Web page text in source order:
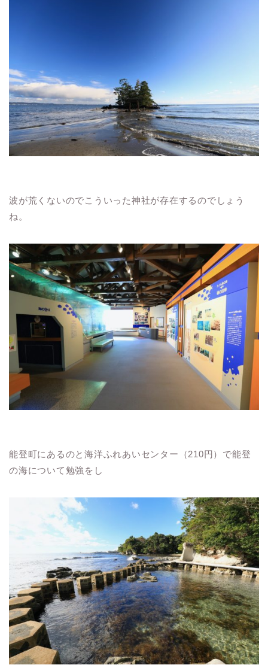
波が荒くないのでこういった神社が存在するのでしょう
ね。
能登町にあるのと海洋ふれあいセンター（210円）で能登
の海について勉強をし